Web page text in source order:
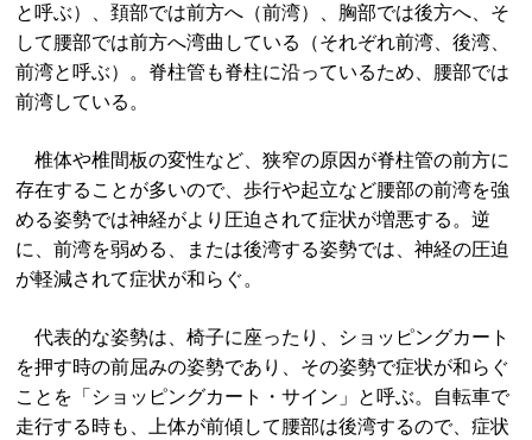
と呼ぶ）、頚部では前方へ（前湾）、胸部では後方へ、そ
して腰部では前方へ湾曲している（それぞれ前湾、後湾、
前湾と呼ぶ）。脊柱管も脊柱に沿っているため、腰部では
前湾している。
椎体や椎間板の変性など、狭窄の原因が脊柱管の前方に
存在することが多いので、歩行や起立など腰部の前湾を強
める姿勢では神経がより圧迫されて症状が増悪する。逆
に、前湾を弱める、または後湾する姿勢では、神経の圧迫
が軽減されて症状が和らぐ。
代表的な姿勢は、椅子に座ったり、ショッピングカート
を押す時の前屈みの姿勢であり、その姿勢で症状が和らぐ
ことを「ショッピングカート・サイン」と呼ぶ。自転車で
走行する時も、上体が前傾して腰部は後湾するので、症状